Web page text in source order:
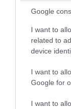
Google
I want to
related to
device
I want to
Google for
I want to
07.08.2026 | 20:02